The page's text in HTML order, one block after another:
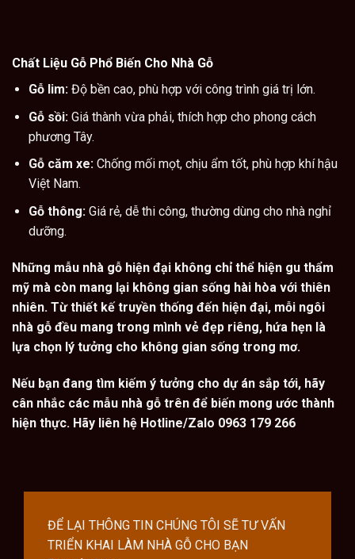
Chất Liệu Gỗ Phổ Biến Cho Nhà Gỗ
Gỗ lim:Độ bền cao, phù hợp với công trình giá trị lớn.
Gỗ sồi:Giá thành vừa phải, thích hợp cho phong cách
phương Tây.
Gỗ căm xe:Chống mối mọt, chịu ẩm tốt, phù hợp khí hậu
Việt Nam.
Gỗ thông:Giá rẻ, dễ thi công, thường dùng cho nhà nghỉ
dưỡng.
Những mẫu nhà gỗ hiện đại không chỉ thể hiện gu thẩm
mỹ mà còn mang lại không gian sống hài hòa với thiên
nhiên. Từ thiết kế truyền thống đến hiện đại, mỗi ngôi
nhà gỗ đều mang trong mình vẻ đẹp riêng, hứa hẹn là
lựa chọn lý tưởng cho không gian sống trong mơ.
Nếu bạn đang tìm kiếm ý tưởng cho dự án sắp tới, hãy
cân nhắc các mẫu nhà gỗ trên để biến mong ước thành
hiện thực. Hãy liên hệ Hotline/Zalo 0963 179 266
ĐỂ LẠI THÔNG TIN CHÚNG TÔI SẼ TƯ VẤN
TRIỂN KHAI LÀM NHÀ GỖ CHO BẠN